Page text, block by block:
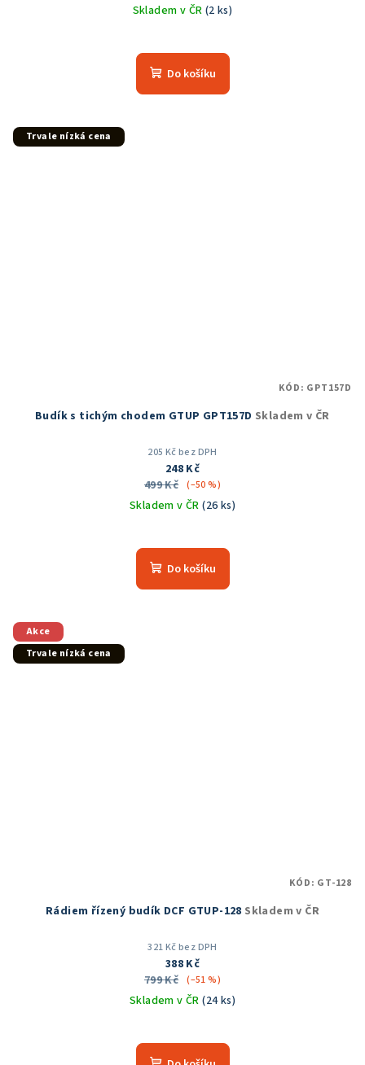
Skladem v ČR (2 ks)
Do košíku
Trvale nízká cena
Budík s tichým chodem GTUP GPT157D Skladem v ČR
205 Kč bez DPH
248 Kč
499 Kč (–50 %)
Skladem v ČR(26 ks)
hodnocení
produktu
Do košíku
KÓD: GPT157D
Akce
Trvale nízká cena
Rádiem řízený budík DCF GTUP-128 Skladem v ČR
321 Kč bez DPH
388 Kč
799 Kč (–51 %)
Skladem v ČR(24 ks)
KÓD: GT-128